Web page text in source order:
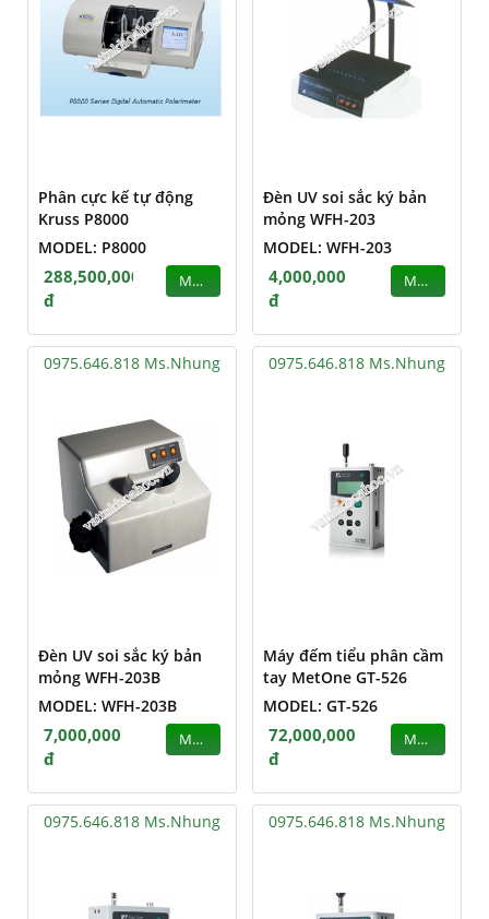
Phân cực kế tự động
Kruss P8000
MODEL: P8000
288,500,000
đ
MUA
Đèn UV soi sắc ký bản
mỏng WFH-203
MODEL: WFH-203
4,000,000
đ
MUA
0975.646.818 Ms.Nhung
Đèn UV soi sắc ký bản
mỏng WFH-203B
MODEL: WFH-203B
7,000,000
đ
MUA
0975.646.818 Ms.Nhung
Máy đếm tiểu phân cầm
tay MetOne GT-526
MODEL: GT-526
72,000,000
đ
MUA
0975.646.818 Ms.Nhung 0975.646.818 Ms.Nhung